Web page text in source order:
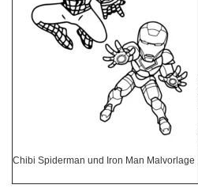
Chibi Spiderman und Iron Man Malvorlage